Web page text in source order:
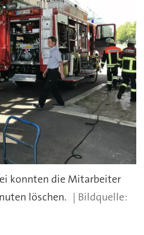
konnten die Mitarbeiter
löschen.